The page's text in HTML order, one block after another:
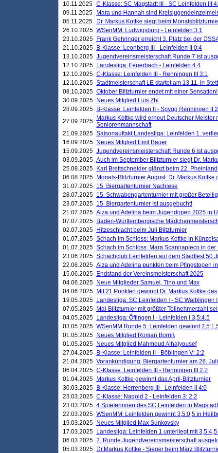
10.11.2025 C-Klasse: SC Magstadt III - SC Leinfelden III
09.11.2025
Mara und Hannah sind
05.11.2025
Dr. Markus Kottke siegt beim
26.10.2025 WSenMM: Ludwigsburg - Leinfelden 3:1
23.10.2025
Frank Gehringer erreicht 3. Platz bei der
21.10.2025
B-Klasse: Leonberg III - Leinfelden II 0:4
13.10.2025 Jugendvereinsmeisterschaft Runde 7 ist
12.10.2025
Landesliga: Feuerbach - Leinfelden 4:4
12.10.2025 C-Klasse: Leinfelden III - Renningen III 3:1
12.10.2025 Stadtmeisterschaft LE startet am 13.11. in
08.10.2025 Oktober Blitzturnier endet mit einer
30.09.2025
Neues Mitglied Luis Zhi
28.09.2025
B-Klasse: Leinfelden II - Spvgg Renningen II
27.09.2025
Markus Kottke wird erneut Deutscher Meister
Seniorenmannschaft
21.09.2025 Saisonauftakt Landesliga: Leinfelden 1.
16.09.2025
Neues Mitglied Emil Bauer
15.09.2025 Jugendvereinsmeisterschaft Runde 6 ist
03.09.2025 Auch im September Blitzturnier siegt Dr.
25.08.2025
Karl Brettschneider glänzt beim 22.
06.08.2025
Monats-Blitzturnier August: Dr. Markus Kottke
31.07.2025 15. Biergartenturnier Nachlese
28.07.2025 15. Schwabengartenturnier mit großer
23.07.2025 15. Biergartenturnier ist ausgebucht!
21.07.2025 Aiza und Adelina beim Jugendopen 2025 in
07.07.2025
Baden-Württembergische
02.07.2025
Hitzeschlacht beim Juli Blitzturnier
01.07.2025 Schach im Schloss: Markus Kottke in
01.07.2025 Schach im Schloss: Mara Scannapieco in der
23.06.2025 Schachclub Leinfelden auf dem Stadtfest 50
22.06.2025 Aiza und Adelina punkten beim Pfingstopen
15.06.2025
Endstand der Vereinsmeisterschaft 2025
04.06.2025
Neue Mitglieder Samuel, Tino und Max
04.06.2025
Mit 21 Punkten gewinnt Dr. Markus Kottke
19.05.2025
Landesliga: SC Leinfelden I - SC Waiblingen
07.05.2025
Mai-Blitzturnier mit größter Teilnehmerzahl
04.05.2025
Landesliga: Öffingen I - Leinfelden I 3,5:4,5
03.05.2025 WSenMM Runde 5: Leinfelden gewinnt
01.05.2025
Neues Mitglied Roman Borriß
01.05.2025
Neues Mitglied Mahmoud Alhajyousef
27.04.2025
B-Klasse: Leinfelden II - Böblingen V: 2:2
21.04.2025 Vorankündigung: Biergartenturnier am 26. Juli
06.04.2025 C-Klasse: Leinfelden III - Renningen III 2:2
01.04.2025
Markus Kottke gewinnt das April-Blitzturnier
30.03.2025
B-Klasse: Herrenberg III - Leinfelden II 4:0
23.03.2025 C-Klasse: Nagold 2 - Leinfelden 3: 2:2
23.03.2025 4 Spielerinnen des SC Leinfelden in Magstadt
22.03.2025 WSenMM: Leinfelden gewinnt 3,5:0,5 in
19.03.2025
Neues Mitglied Max Sunkovsky
17.03.2025
Landesliga: Leinfelden 1 unterliegt mit
06.03.2025 2. Runde Jugendvereinsmeisterschaft
05.03.2025
Dr.Markus Kottke - Sieger beim März